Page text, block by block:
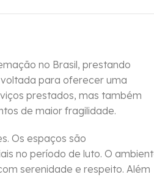
no Brasil, prestando
para oferecer uma
prestados, mas também
de maior fragilidade.
Os espaços são
no período de luto. O
serenidade e respeito. Além